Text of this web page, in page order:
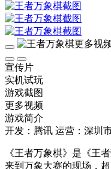
宣传片
实机试玩
游戏截图
更多视频
游戏简介
开发：腾讯 运营：深圳
《王者万象棋》是《王
来到万象大赛的现场，